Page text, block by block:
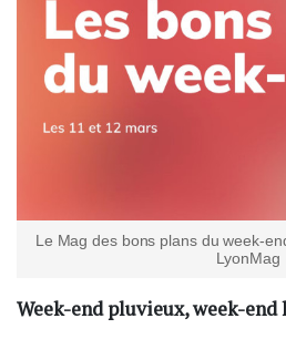
Le Mag des bons plans du week-
LyonMag
Week-end pluvieux, week-end